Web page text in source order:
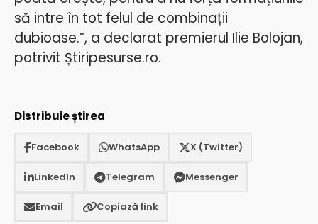
să intre în tot felul de combinații
dubioase.”, a declarat premierul Ilie Bolojan,
potrivit Știripesurse.ro.
Distribuie știrea
Facebook WhatsApp X (Twitter)
LinkedIn Telegram Messenger
Email Copiază link